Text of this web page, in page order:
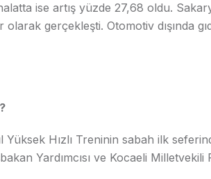
ise artış yüzde 27,68 oldu.
gerçekleşti. Otomotiv dışında
Hızlı Treninin sabah ilk
Yardımcısı ve Kocaeli